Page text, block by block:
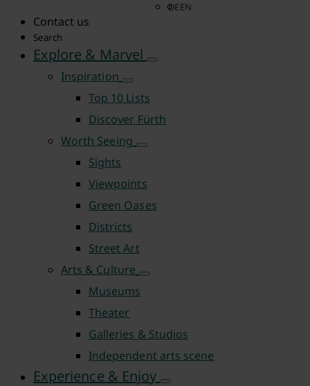
DEEN
Contact us
Search
Explore & Marvel
Inspiration
Top 10 Lists
Discover Fürth
Worth Seeing
Sights
Viewpoints
Green Oases
Districts
Street Art
Arts & Culture
Museums
Theater
Galleries & Studios
Independent arts scene
Experience & Enjoy